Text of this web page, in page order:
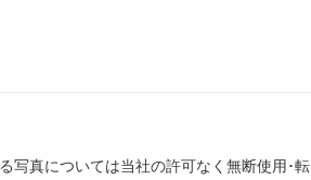
写真については当社の許可なく無断使用･転